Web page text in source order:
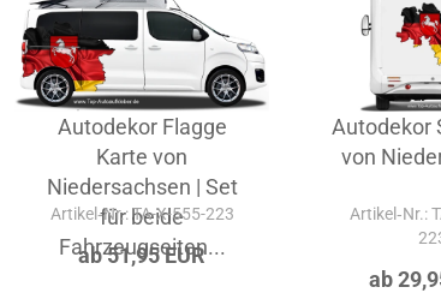
Autodekor Flagge
Karte von
Niedersachsen | Set
für beide
Fahrzeugseiten...
Artikel‑Nr.: TA-X-555-223
ab 51,95 EUR
Autodekor
von
Artikel‑Nr.:
ab